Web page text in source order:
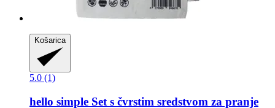
Košarica
5.0 (1)
hello simple Set s čvrstim sredstvom za pranje